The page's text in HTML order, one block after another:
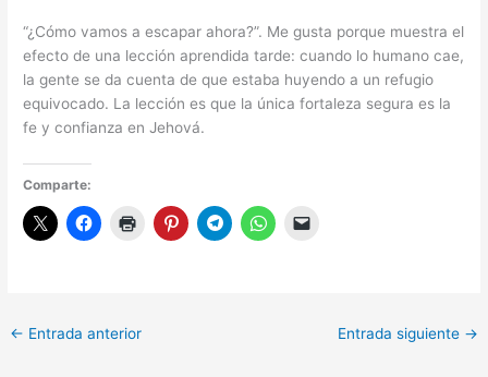
“¿Cómo vamos a escapar ahora?”. Me gusta porque muestra el
efecto de una lección aprendida tarde: cuando lo humano cae,
la gente se da cuenta de que estaba huyendo a un refugio
equivocado. La lección es que la única fortaleza segura es la
fe y confianza en Jehová.
Comparte:
← Entrada anterior Entrada siguiente →